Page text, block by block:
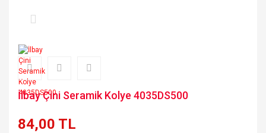
İlbay Çini Seramik Kolye 4035DS500
84,00 TL